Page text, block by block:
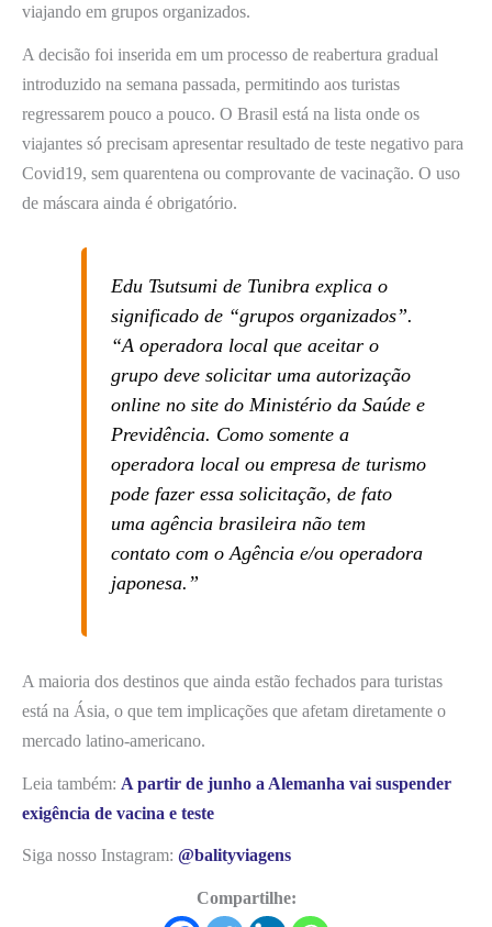
viajando em grupos organizados.
A decisão foi inserida em um processo de reabertura gradual
introduzido na semana passada, permitindo aos turistas
regressarem pouco a pouco. O Brasil está na lista onde os
viajantes só precisam apresentar resultado de teste negativo para
Covid19, sem quarentena ou comprovante de vacinação. O uso
de máscara ainda é obrigatório.
Edu Tsutsumi de Tunibra explica o
significado de “grupos organizados”.
“A operadora local que aceitar o
grupo deve solicitar uma autorização
online no site do Ministério da Saúde e
Previdência. Como somente a
operadora local ou empresa de turismo
pode fazer essa solicitação, de fato
uma agência brasileira não tem
contato com o Agência e/ou operadora
japonesa.”
A maioria dos destinos que ainda estão fechados para turistas
está na Ásia, o que tem implicações que afetam diretamente o
mercado latino-americano.
Leia também: A partir de junho a Alemanha vai suspender
exigência de vacina e teste
Siga nosso Instagram: @balityviagens
Compartilhe: